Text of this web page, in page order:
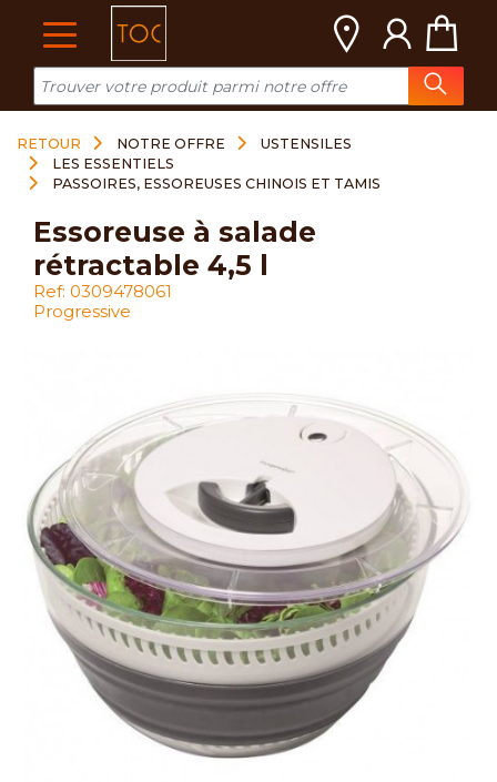
RETOUR NOTRE OFFRE
USTENSILES
LES ESSENTIELS
PASSOIRES, ESSOREUSES CHINOIS ET TAMIS
essoreuse à salade
rétractable 4,5 l
Ref: 0309478061
Progressive
Cookies management panel